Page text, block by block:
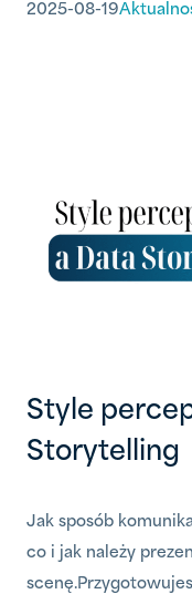
2025-08-19
Style
Storytelling
Jak sposób
co i jak należy